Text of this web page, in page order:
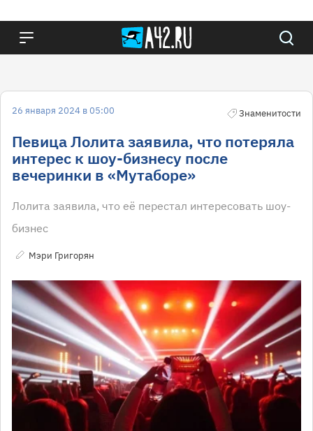
26 января 2024 в 05:00 Знаменитости
Певица Лолита заявила, что потеряла
интерес к шоу-бизнесу после
вечеринки в «Мутаборе»
Лолита заявила, что её перестал интересовать шоу-
бизнес
Мэри Григорян